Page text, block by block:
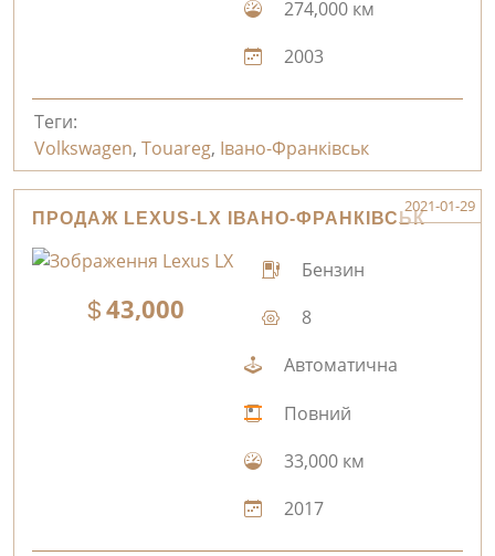
274,000 км
2003
Теги:
Volkswagen, Touareg, Івано-Франківськ
ПРОДАЖ LEXUS-LX ІВАНО-ФРАНКІВСЬК
2021-01-29
43,000
Бензин
8
Автоматична
Повний
33,000 км
2017